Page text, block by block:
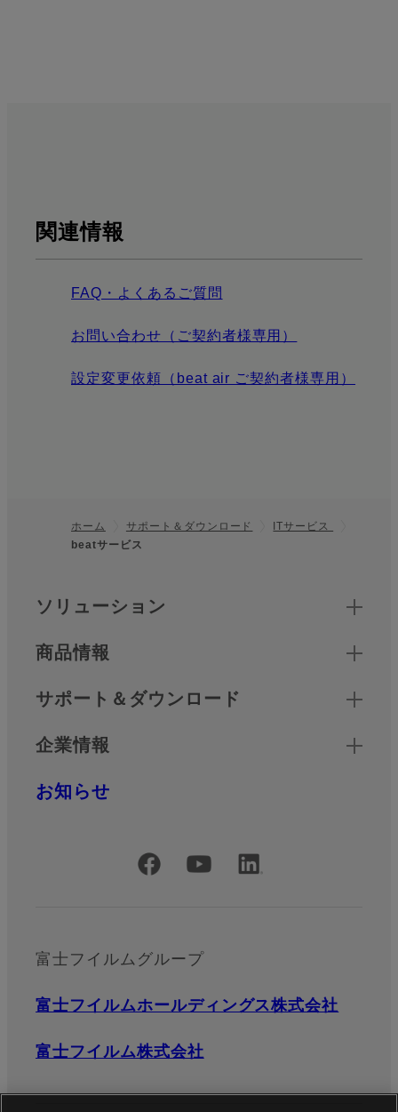
関連情報
FAQ・よくあるご質問
お問い合わせ（ご契約者様専用）
設定変更依頼（beat air ご契約者様専用）
フッター
ホーム サポート＆ダウンロード
ITサービス
beatサービス
クイックリンク
ソリューション
商品情報
サポート＆ダウンロード
企業情報
お知らせ
公式SNSアカウント
富士フイルムグループ
富士フイルムホールディングス株式会社
富士フイルム株式会社